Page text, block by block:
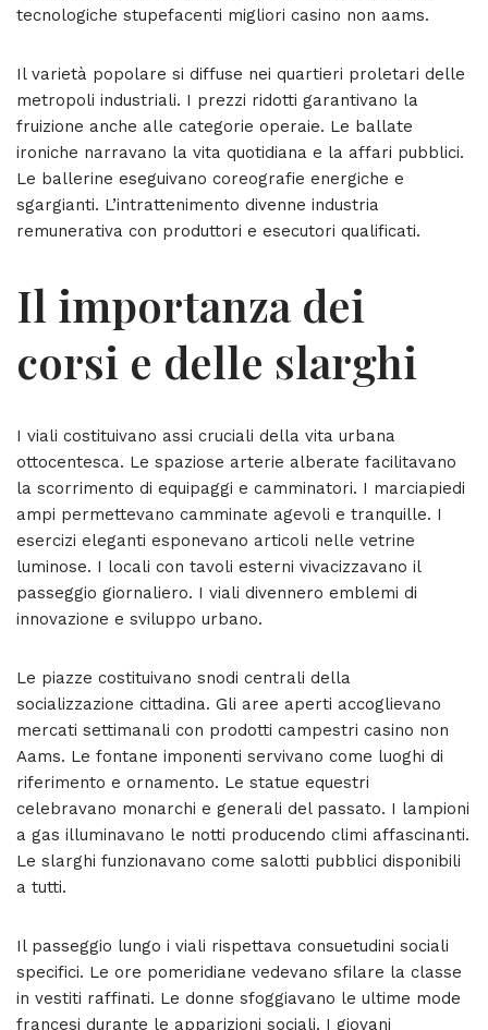
tecnologiche stupefacenti migliori casino non aams.
Il varietà popolare si diffuse nei quartieri proletari delle
metropoli industriali. I prezzi ridotti garantivano la
fruizione anche alle categorie operaie. Le ballate
ironiche narravano la vita quotidiana e la affari pubblici.
Le ballerine eseguivano coreografie energiche e
sgargianti. L’intrattenimento divenne industria
remunerativa con produttori e esecutori qualificati.
Il importanza dei
corsi e delle slarghi
I viali costituivano assi cruciali della vita urbana
ottocentesca. Le spaziose arterie alberate facilitavano
la scorrimento di equipaggi e camminatori. I marciapiedi
ampi permettevano camminate agevoli e tranquille. I
esercizi eleganti esponevano articoli nelle vetrine
luminose. I locali con tavoli esterni vivacizzavano il
passeggio giornaliero. I viali divennero emblemi di
innovazione e sviluppo urbano.
Le piazze costituivano snodi centrali della
socializzazione cittadina. Gli aree aperti accoglievano
mercati settimanali con prodotti campestri casino non
Aams. Le fontane imponenti servivano come luoghi di
riferimento e ornamento. Le statue equestri
celebravano monarchi e generali del passato. I lampioni
a gas illuminavano le notti producendo climi affascinanti.
Le slarghi funzionavano come salotti pubblici disponibili
a tutti.
Il passeggio lungo i viali rispettava consuetudini sociali
specifici. Le ore pomeridiane vedevano sfilare la classe
in vestiti raffinati. Le donne sfoggiavano le ultime mode
francesi durante le apparizioni sociali. I giovani